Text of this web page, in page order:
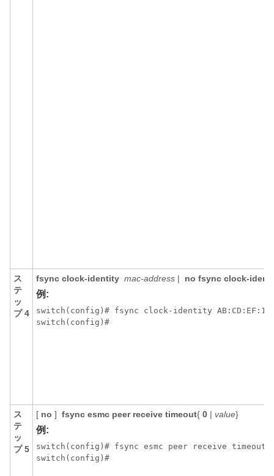
ス
テ
ッ
プ 4
fsync clock-identity mac-address | no fsync clock-
例:
switch(config)# fsync clock-identity
ス
テ
ッ
プ 5
[ no ] fsync esmc peer receive timeout{ 0 | value}
例:
switch(config)# fsync esmc peer receive timeout